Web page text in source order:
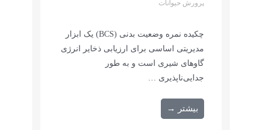
پرورش حیوانات
چکیده نمره وضعیت بدنی (BCS) یک ابزار
مدیریتی اساسی برای ارزیابی ذخایر انرژی
گاوهای شیری است و به طور
جدایی‌ناپذیری …
بیشتر →